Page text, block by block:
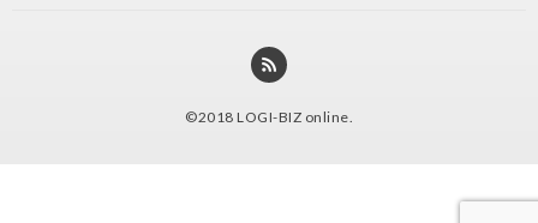
©2018 LOGI-BIZ online.